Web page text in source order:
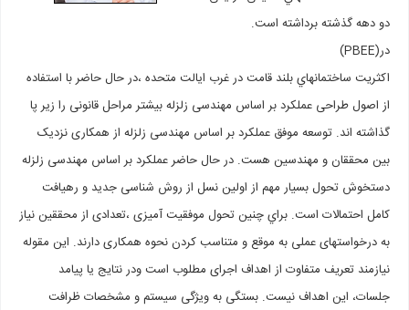
دو دهه گذشته برداشته است.
در(PBEE)
اكثريت ساختمانهاي بلند قامت در غرب ایالت متحده ،در حال حاضر با استفاده
از اصول طراحی عملکرد بر اساس مهندسی زلزله بیشتر مراحل قانونی را زیر پا
گذاشته اند. توسعه موفق عملکرد بر اساس مهندسی زلزله از همکاری نزدیک
بین محققان و مهندسین هست. در حال حاضر عملکرد بر اساس مهندسی زلزله
دستخوش تحول بسيار مهم از اولين نسل از روش شناسی جدید و رهیافت
کامل احتمالات است. براي چنين تحول موفقيت آميزی ،تعدادی از محققین نیاز
به درخواستهای عملی به موقع و متناسب کردن نحوه همکاری دارند. اين مقوله
نيازمند تعريف متفاوت از اهداف اجراى مطلوب است ودر نتايج یا پیامد
جلسات، اين اهداف نيست. بستگی به ویژگی سیستم و مشخصات ظرافت